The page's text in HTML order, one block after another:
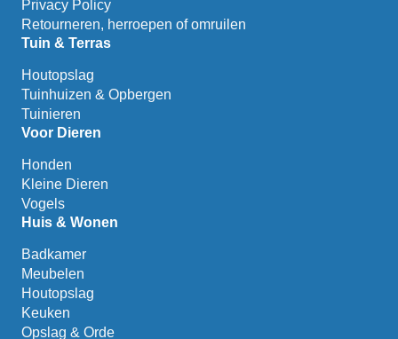
Privacy Policy
Retourneren, herroepen of omruilen
Tuin & Terras
Houtopslag
Tuinhuizen & Opbergen
Tuinieren
Voor Dieren
Honden
Kleine Dieren
Vogels
Huis & Wonen
Badkamer
Meubelen
Houtopslag
Keuken
Opslag & Orde